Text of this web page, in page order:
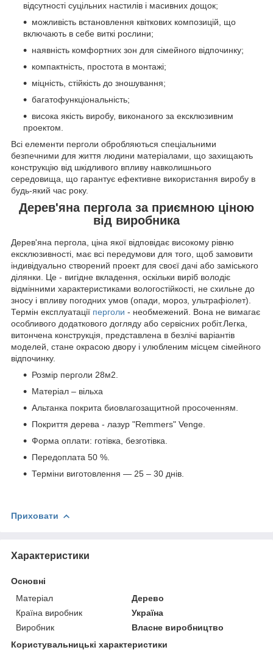
відсутності суцільних настилів і масивних дощок;
можливість встановлення квіткових композицій, що
включають в себе виткі рослини;
наявність комфортних зон для сімейного відпочинку;
компактність, простота в монтажі;
міцність, стійкість до зношування;
багатофункціональність;
висока якість виробу, виконаного за ексклюзивним
проектом.
Всі елементи перголи обробляються спеціальними
безпечними для життя людини матеріалами, що захищають
конструкцію від шкідливого впливу навколишнього
середовища, що гарантує ефективне використання виробу в
будь-який час року.
Дерев'яна пергола за приємною ціною
від виробника
Дерев'яна пергола, ціна якої відповідає високому рівню
ексклюзивності, має всі передумови для того, щоб замовити
індивідуально створений проект для своєї дачі або заміського
ділянки. Це - вигідне вкладення, оскільки виріб володіє
відмінними характеристиками вологостійкості, не схильне до
зносу і впливу погодних умов (опади, мороз, ультрафіолет).
Термін експлуатації перголи - необмежений. Вона не вимагає
особливого додаткового догляду або сервісних робіт.Легка,
витончена конструкція, представлена в безлічі варіантів
моделей, стане окрасою двору і улюбленим місцем сімейного
відпочинку.
Розмір перголи 28м2.
Матеріал – вільха
Альтанка покрита биовлагозащитной просоченням.
Покриття дерева - лазур "Remmers" Venge.
Форма оплати: готівка, безготівка.
Передоплата 50 %.
Терміни виготовлення — 25 – 30 днів.
Приховати
Характеристики
Основні
Матеріал
Дерево
Країна виробник
Україна
Виробник
Власне виробництво
Користувальницькі характеристики